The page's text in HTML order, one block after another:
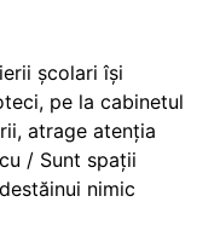
școlari își
pe la cabinetul
atrage atenția
/ Sunt spații
nimic